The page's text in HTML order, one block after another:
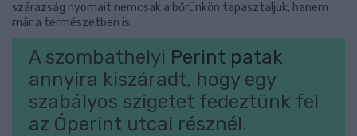
szárazság nyomait nemcsak a bőrünkön tapasztaljuk, hanem
már a természetben is.
A szombathelyi Perint patak
annyira kiszáradt, hogy egy
szabályos szigetet fedeztünk fel
az Óperint utcai résznél.